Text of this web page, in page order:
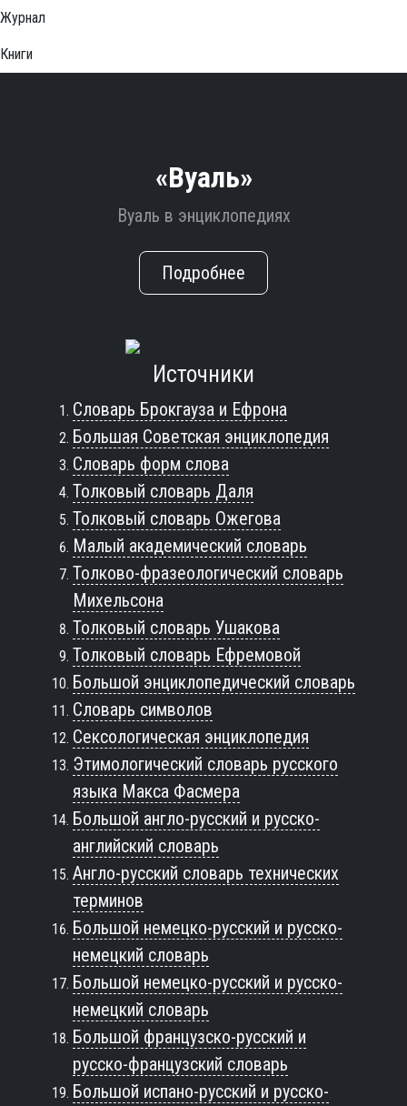
Журнал
Книги
«Вуаль»
Вуаль в энциклопедиях
Подробнее
Источники
Словарь Брокгауза и Ефрона
Большая Советская энциклопедия
Словарь форм слова
Толковый словарь Даля
Толковый словарь Ожегова
Малый академический словарь
Толково-фразеологический словарь
Михельсона
Толковый словарь Ушакова
Толковый словарь Ефремовой
Большой энциклопедический словарь
Словарь символов
Сексологическая энциклопедия
Этимологический словарь русского
языка Макса Фасмера
Большой англо-русский и русско-
английский словарь
Англо-русский словарь технических
терминов
Большой немецко-русский и русско-
немецкий словарь
Большой немецко-русский и русско-
немецкий словарь
Большой французско-русский и
русско-французский словарь
Большой испано-русский и русско-